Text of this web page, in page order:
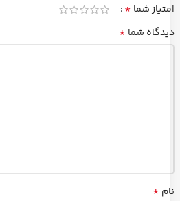
امتیاز شما *
دیدگاه شما *
نام *